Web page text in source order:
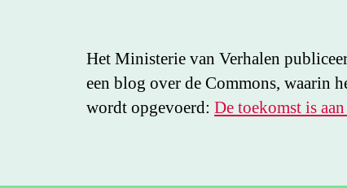
Het Ministerie van Verhalen
een blog over de Commons, waarin
wordt opgevoerd: De toekomst is